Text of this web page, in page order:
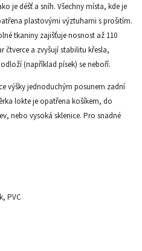
je déšť a sníh. Všechny místa, kde je
plastovými výztuhami s prošitím.
tkaniny zajišťuje nosnost až 110
a zvyšují stabilitu křesla,
(například písek) se neboří.
výšky jednoduchým posunem zadní
lokte je opatřena košíkem, do
nebo vysoká sklenice. Pro snadné
PVC